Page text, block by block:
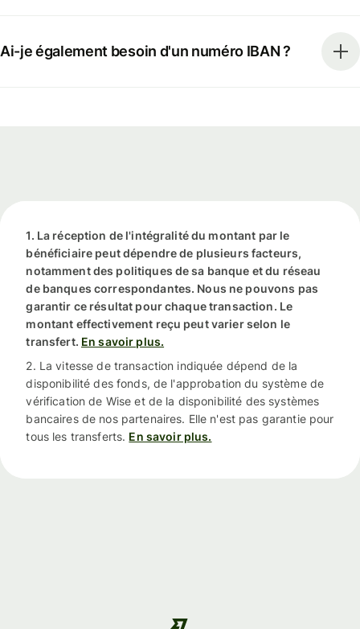
Ai-je également besoin d'un numéro IBAN ?
1. La réception de l'intégralité du montant par le
bénéficiaire peut dépendre de plusieurs facteurs,
notamment des politiques de sa banque et du réseau
de banques correspondantes. Nous ne pouvons pas
garantir ce résultat pour chaque transaction. Le
montant effectivement reçu peut varier selon le
transfert. En savoir plus.
2. La vitesse de transaction indiquée dépend de la
disponibilité des fonds, de l'approbation du système de
vérification de Wise et de la disponibilité des systèmes
bancaires de nos partenaires. Elle n'est pas garantie pour
tous les transferts. En savoir plus.